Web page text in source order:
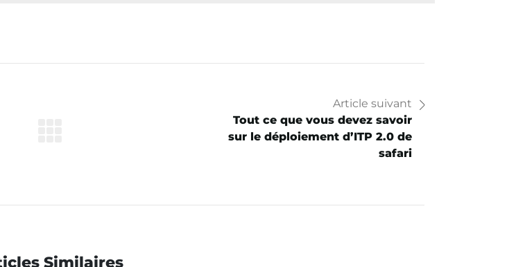
Article suivant
Tout ce que vous devez savoir
sur le déploiement d’ITP 2.0 de
safari
Similaires